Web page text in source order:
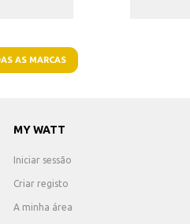
AS MARCAS
MY WATT
Iniciar sessão
Criar registo
A minha área